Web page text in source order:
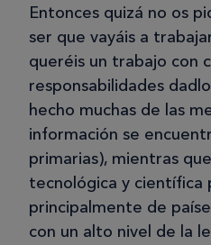
Entonces quizá no os
ser que vayáis a
queréis un trabajo con
responsabilidades
hecho muchas de las
información se
primarias), mientras
tecnológica y científica
principalmente de
con un alto nivel de la